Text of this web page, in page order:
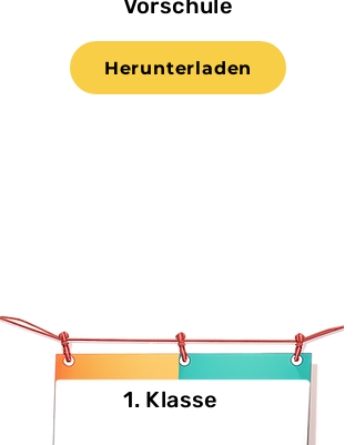
Vorschulе
Herunterladen
1. Klasse